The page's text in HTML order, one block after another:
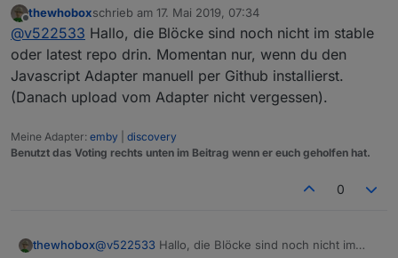
bin leider totaler Anfänger. Wie kann ich diesen
Selector Baustein jetzt in meine Javascript Instanz
intergrieren. Der wird bei mir leider nicht angezeigt
Offline
thewhoboxschrieb am 17. Mai 2019, 07:34
zuletzt editiert von
@v522533 Hallo, die Blöcke sind noch nicht im stable
oder latest repo drin. Momentan nur, wenn du den
Javascript Adapter manuell per Github installierst.
(Danach upload vom Adapter nicht vergessen).
Meine Adapter: emby
discovery
Benutzt das Voting rechts unten im Beitrag wenn er euch geholfen hat.
0
thewhobox@v522533 Hallo, die Blöcke sind noch nicht im